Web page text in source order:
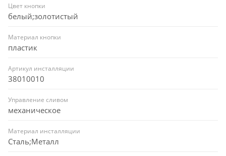
Цвет кнопки
белый;золотистый
Материал кнопки
пластик
Артикул инсталляции
38010010
Управление сливом
механическое
Материал инсталляции
Сталь;Металл